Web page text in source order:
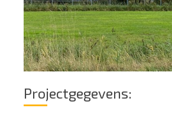
Projectgegevens: